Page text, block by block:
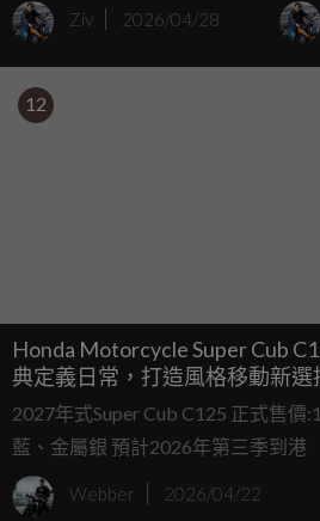
臨
Ziv 2026/04/28
首
12
Honda Motorcycle Super Cub
典定義日常，打造風格移動新選
2027年式Super Cub C125 正式售價
藍、金屬銀 預計2026年第三季到港
Webber 2026/04/22